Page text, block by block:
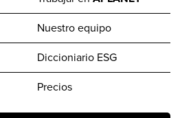
Nuestro equipo
Diccioniario ESG
Precios